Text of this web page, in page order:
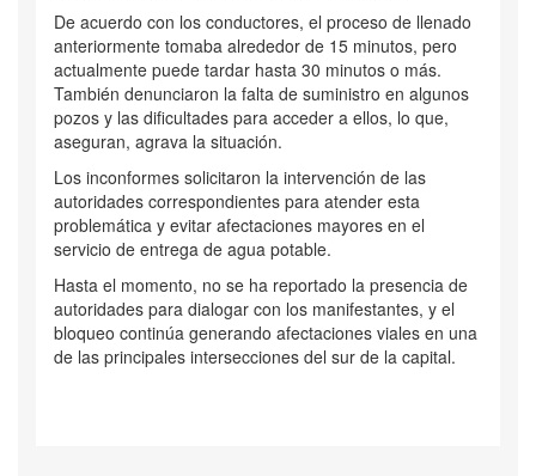
De acuerdo con los conductores, el proceso de llenado
anteriormente tomaba alrededor de 15 minutos, pero
actualmente puede tardar hasta 30 minutos o más.
También denunciaron la falta de suministro en algunos
pozos y las dificultades para acceder a ellos, lo que,
aseguran, agrava la situación.
Los inconformes solicitaron la intervención de las
autoridades correspondientes para atender esta
problemática y evitar afectaciones mayores en el
servicio de entrega de agua potable.
Hasta el momento, no se ha reportado la presencia de
autoridades para dialogar con los manifestantes, y el
bloqueo continúa generando afectaciones viales en una
de las principales intersecciones del sur de la capital.